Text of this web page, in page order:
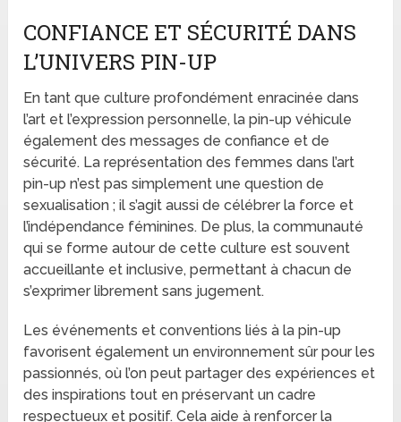
CONFIANCE ET SÉCURITÉ DANS
L’UNIVERS PIN-UP
En tant que culture profondément enracinée dans
l’art et l’expression personnelle, la pin-up véhicule
également des messages de confiance et de
sécurité. La représentation des femmes dans l’art
pin-up n’est pas simplement une question de
sexualisation ; il s’agit aussi de célébrer la force et
l’indépendance féminines. De plus, la communauté
qui se forme autour de cette culture est souvent
accueillante et inclusive, permettant à chacun de
s’exprimer librement sans jugement.
Les événements et conventions liés à la pin-up
favorisent également un environnement sûr pour les
passionnés, où l’on peut partager des expériences et
des inspirations tout en préservant un cadre
respectueux et positif. Cela aide à renforcer la